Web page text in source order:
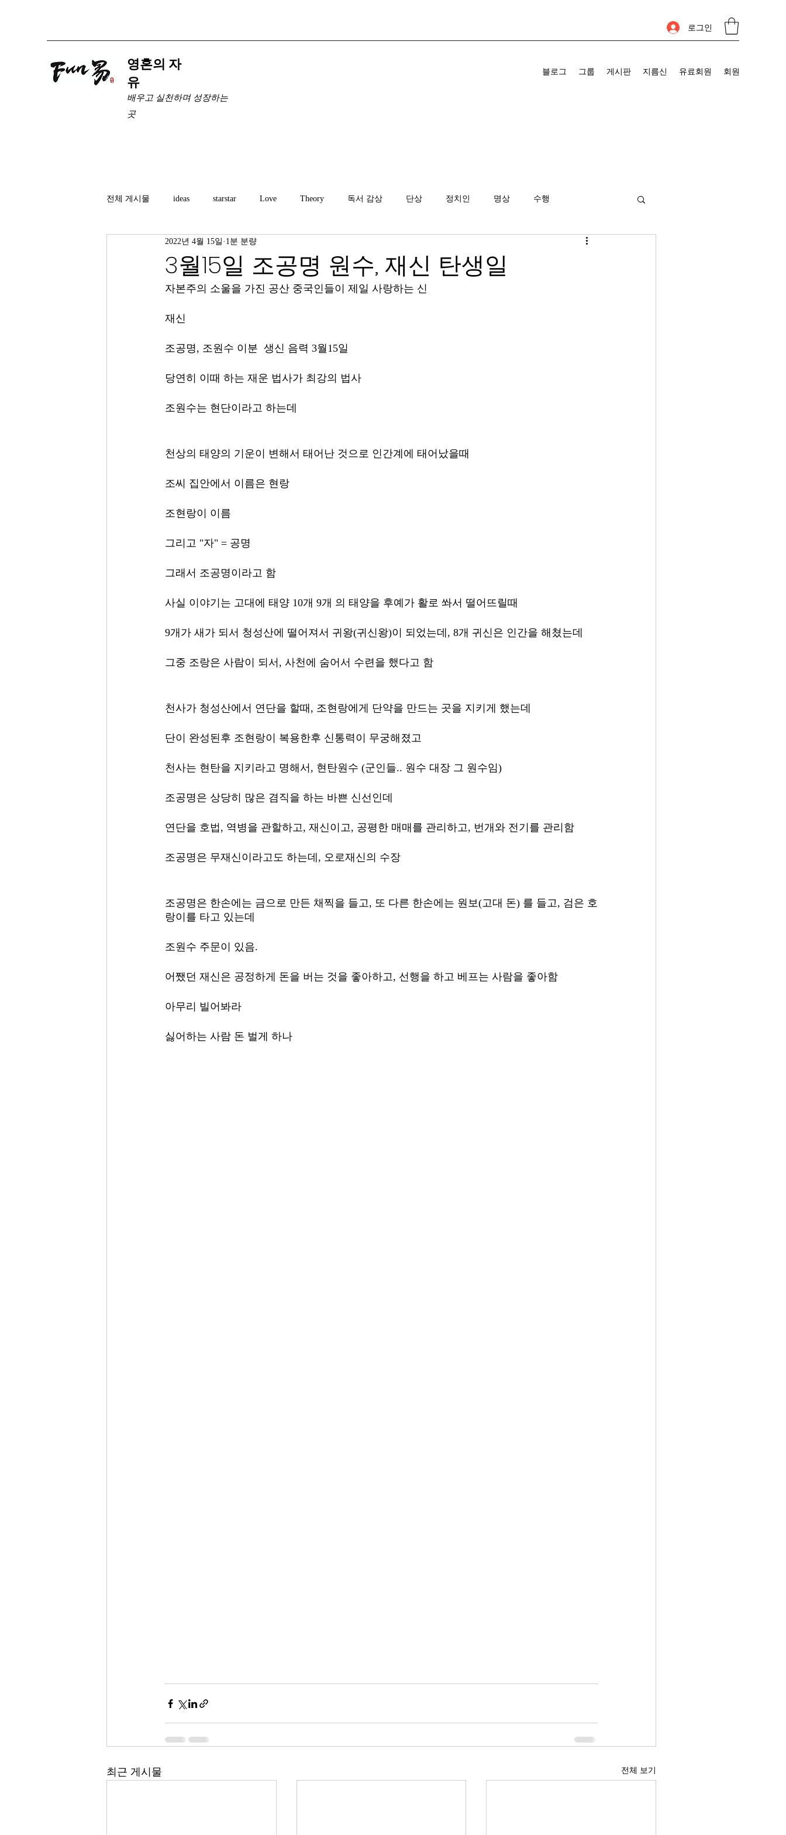
로그인
​영혼의 자
유
배우고 실천하며 성장하는
곳
블로그 그룹 게시판 지름신 유료회원 회원
전체 게시물 ideas starstar Love Theory 독서 감상 단상 정치인 명상 수행
3월15일 조공명 원수, 재신 탄생일
2022년 4월 15일 1분 분량
자본주의 소울을 가진 공산 중국인들이 제일 사랑하는 신
재신
조공명, 조원수 이분  생신 음력 3월15일
당연히 이때 하는 재운 법사가 최강의 법사
조원수는 현단이라고 하는데
천상의 태양의 기운이 변해서 태어난 것으로 인간계에 태어났을때
조씨 집안에서 이름은 현랑
조현랑이 이름
그리고 "자" = 공명
그래서 조공명이라고 함
사실 이야기는 고대에 태양 10개 9개 의 태양을 후예가 활로 쏴서 떨어뜨릴때
9개가 새가 되서 청성산에 떨어져서 귀왕(귀신왕)이 되었는데, 8개 귀신은 인간을 해쳤는데
그중 조랑은 사람이 되서, 사천에 숨어서 수련을 했다고 함
천사가 청성산에서 연단을 할때, 조현랑에게 단약을 만드는 곳을 지키게 했는데
단이 완성된후 조현랑이 복용한후 신통력이 무궁해졌고
천사는 현탄을 지키라고 명해서, 현탄원수 (군인들.. 원수 대장 그 원수임)
조공명은 상당히 많은 겸직을 하는 바쁜 신선인데
연단을 호법, 역병을 관할하고, 재신이고, 공평한 매매를 관리하고, 번개와 전기를 관리함
조공명은 무재신이라고도 하는데, 오로재신의 수장
조공명은 한손에는 금으로 만든 채찍을 들고, 또 다른 한손에는 원보(고대 돈) 를 들고, 검은 호
랑이를 타고 있는데
조원수 주문이 있음.
어쨌던 재신은 공정하게 돈을 버는 것을 좋아하고, 선행을 하고 베프는 사람을 좋아함
아무리 빌어봐라
싫어하는 사람 돈 벌게 하나
최근 게시물 전체 보기